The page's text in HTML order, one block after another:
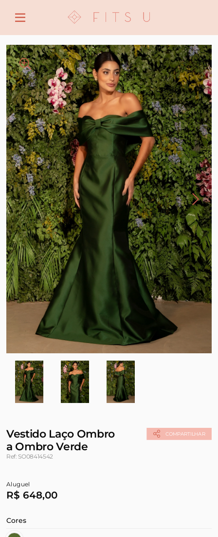
CRIAR NOVA CONTA
COMPARTILHAR
Vestido Laço Ombro
a Ombro Verde
Ref: SO08414542
Aluguel
R$ 648,00
Cores